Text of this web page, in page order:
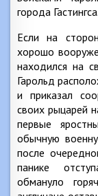
города Гастингса.
Если на
хорошо
находился на
Гарольд
и приказал
своих рыцарей
первые
обычную
после
панике
обмануло